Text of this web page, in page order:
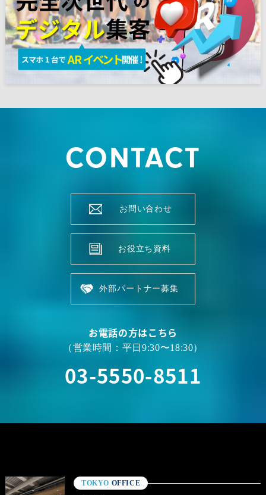
CONTACT
お問い合わせ
お役立ち資料
外部パートナー募集
お電話の方はこちら
（営業時間：平日9:30〜18:30）
03-5550-8511
TOKYO OFFICE